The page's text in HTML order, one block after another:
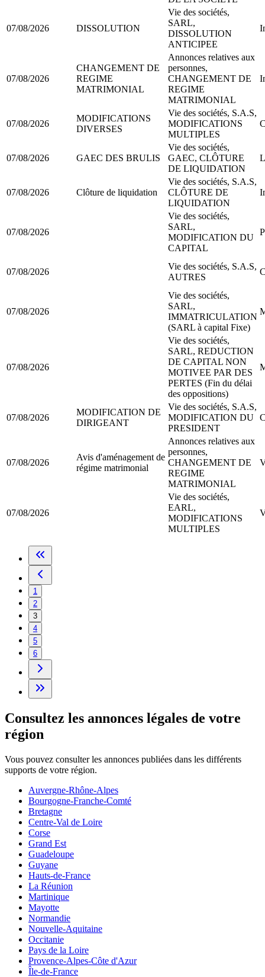
07/08/2026 DISSOLUTION
Vie des sociétés,
SARL,
DISSOLUTION
ANTICIPEE
07/08/2026
CHANGEMENT DE
REGIME
MATRIMONIAL
Annonces relatives aux
personnes,
CHANGEMENT DE
REGIME
MATRIMONIAL
07/08/2026
MODIFICATIONS
DIVERSES
Vie des sociétés, S.A.S,
MODIFICATIONS
MULTIPLES
07/08/2026 GAEC DES BRULIS
Vie des sociétés,
GAEC, CLÔTURE
DE LIQUIDATION
07/08/2026 Clôture de liquidation
Vie des sociétés, S.A.S,
CLÔTURE DE
LIQUIDATION
07/08/2026
Vie des sociétés,
SARL,
MODIFICATION DU
CAPITAL
07/08/2026
Vie des sociétés, S.A.S,
AUTRES
07/08/2026
Vie des sociétés,
SARL,
IMMATRICULATION
(SARL à capital Fixe)
07/08/2026
Vie des sociétés,
SARL, REDUCTION
DE CAPITAL NON
MOTIVEE PAR DES
PERTES (Fin du délai
des oppositions)
07/08/2026
MODIFICATION DE
DIRIGEANT
Vie des sociétés, S.A.S,
MODIFICATION DU
PRESIDENT
07/08/2026
Avis d'aménagement de
régime matrimonial
Annonces relatives aux
personnes,
CHANGEMENT DE
REGIME
MATRIMONIAL
07/08/2026
Vie des sociétés,
EARL,
MODIFICATIONS
MULTIPLES
1
2
3
4
5
6
Consultez les annonces légales de votre
région
Vous pouvez consulter les annonces publiées dans les différents
supports de votre région.
Auvergne-Rhône-Alpes
Bourgogne-Franche-Comté
Bretagne
Centre-Val de Loire
Corse
Grand Est
Guadeloupe
Guyane
Hauts-de-France
La Réunion
Martinique
Mayotte
Normandie
Nouvelle-Aquitaine
Occitanie
Pays de la Loire
Provence-Alpes-Côte d'Azur
Île-de-France